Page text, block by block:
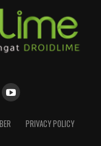
PRIVACY POLICY